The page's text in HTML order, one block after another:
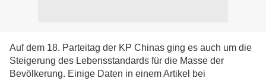
Auf dem 18. Parteitag der KP Chinas ging es auch um die
Steigerung des Lebensstandards für die Masse der
Bevölkerung. Einige Daten in einem Artikel bei